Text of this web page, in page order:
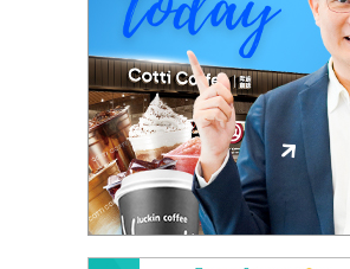
ปรึกษา
การ
ลงทุน
และ